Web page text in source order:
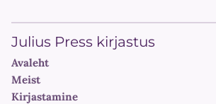
Julius Press kirjastus
Avaleht
Meist
Kirjastamine